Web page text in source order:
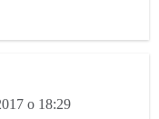
о 18:29